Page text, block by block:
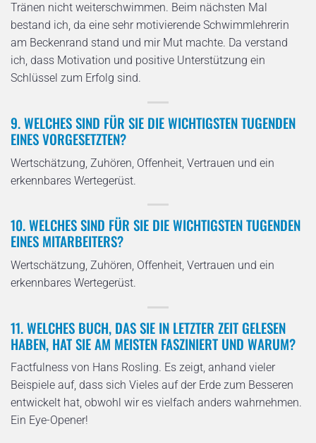
Tränen nicht weiterschwimmen. Beim nächsten Mal
bestand ich, da eine sehr motivierende Schwimmlehrerin
am Beckenrand stand und mir Mut machte. Da verstand
ich, dass Motivation und positive Unterstützung ein
Schlüssel zum Erfolg sind.
9. WELCHES SIND FÜR SIE DIE WICHTIGSTEN TUGENDEN
EINES VORGESETZTEN?
Wertschätzung, Zuhören, Offenheit, Vertrauen und ein
erkennbares Wertegerüst.
10. WELCHES SIND FÜR SIE DIE WICHTIGSTEN TUGENDEN
EINES MITARBEITERS?
Wertschätzung, Zuhören, Offenheit, Vertrauen und ein
erkennbares Wertegerüst.
11. WELCHES BUCH, DAS SIE IN LETZTER ZEIT GELESEN
HABEN, HAT SIE AM MEISTEN FASZINIERT UND WARUM?
Factfulness von Hans Rosling. Es zeigt, anhand vieler
Beispiele auf, dass sich Vieles auf der Erde zum Besseren
entwickelt hat, obwohl wir es vielfach anders wahrnehmen.
Ein Eye-Opener!